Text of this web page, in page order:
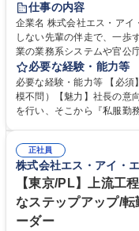
仕事の内容
企業名 株式会社エス・アイ・エス 求人名 【東京】WEB開
しない先輩の伴走で、一歩ずつリーダ
業の業務系システムや官公
一線で開発やプロジェクト
ラクル社のプライム案件あり。
パナソニック ライフソリュ
務系システム、市役所や公
カーの製造業・公共・流通
システム案件が中心です。 募集職種 【東京】WEB開発◇絶対に放置しな
い先輩の伴走で、一歩ずつ
必要な経験・能力等
必要な経験・能力等 【必
模不問）【魅力】社長の意
を行い、そこから『私服勤
を積極的に提供します！ま
することも可能です。【当
のニーズが高まり、また
売り上げを伸ばし続けてい
しております！ 学歴・資格 学歴：大学院 大学 高専 短大 専修学校 高校 語
学力： 資格：
正社員
株式会社エス・アイ・
【東京/PL】上流工
なステップアップ/
ーダー